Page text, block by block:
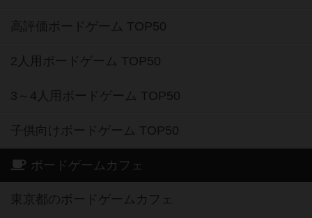
高評価ボードゲーム TOP50
2人用ボードゲーム TOP50
3～4人用ボードゲーム TOP50
子供向けボードゲーム TOP50
ボードゲームカフェ
東京都のボードゲームカフェ